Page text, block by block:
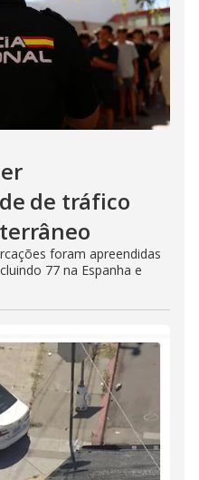
de tráfico
foram apreendidas
77 na Espanha e